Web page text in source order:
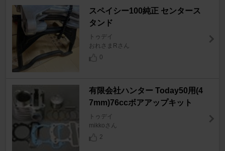
スペイシー100純正 センタース
タンド
トゥデイ
おれさまRさん
0
有限会社ハンター Today50用(4
7mm)76ccボアアップキット
トゥデイ
mikkoさん
2